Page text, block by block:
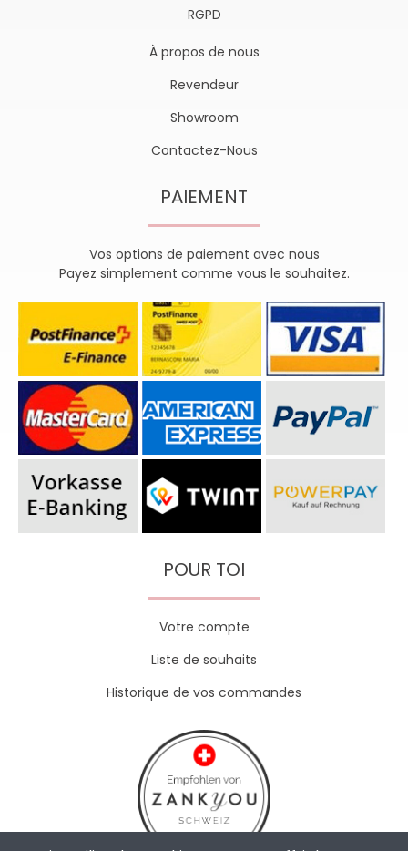
RGPD
À propos de nous
Revendeur
Showroom
Contactez-Nous
PAIEMENT
Vos options de paiement avec nous
Payez simplement comme vous le souhaitez.
POUR TOI
Votre compte
Liste de souhaits
Historique de vos commandes